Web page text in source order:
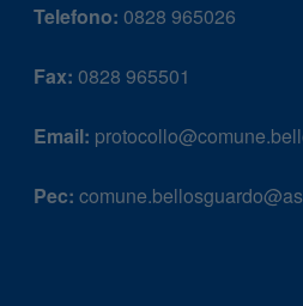
Telefono: 0828 965026
Fax: 0828 965501
Email:
Pec: